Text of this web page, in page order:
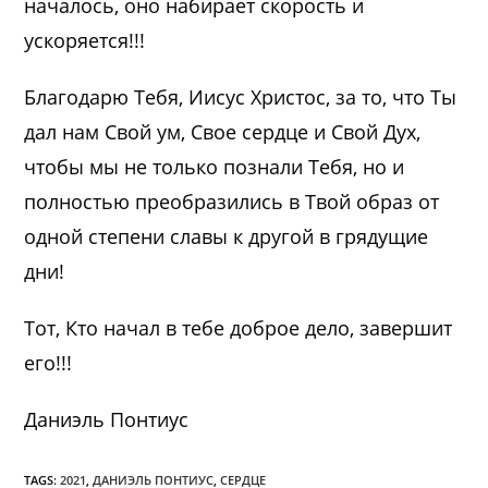
началось, оно набирает скорость и
ускоряется!!!
Благодарю Тебя, Иисус Христос, за то, что Ты
дал нам Свой ум, Свое сердце и Свой Дух,
чтобы мы не только познали Тебя, но и
полностью преобразились в Твой образ от
одной степени славы к другой в грядущие
дни!
Тот, Кто начал в тебе доброе дело, завершит
его!!!
Даниэль Понтиус
TAGS:2021 ДАНИЭЛЬ ПОНТИУС СЕРДЦЕ